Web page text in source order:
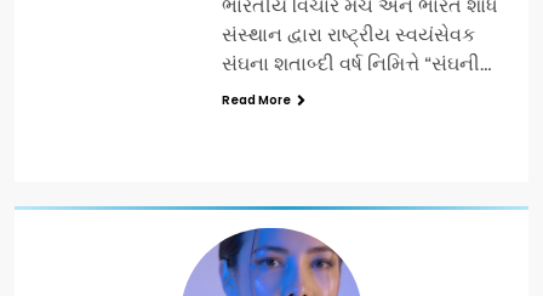
ભારતીય વિચાર મંચ અને ભારત શોધ
સંસ્થાન દ્વારા રાષ્ટ્રીય સ્વયંસેવક
સંઘના શતાબ્દી વર્ષ નિમિત્તે “સંઘની…
Read More